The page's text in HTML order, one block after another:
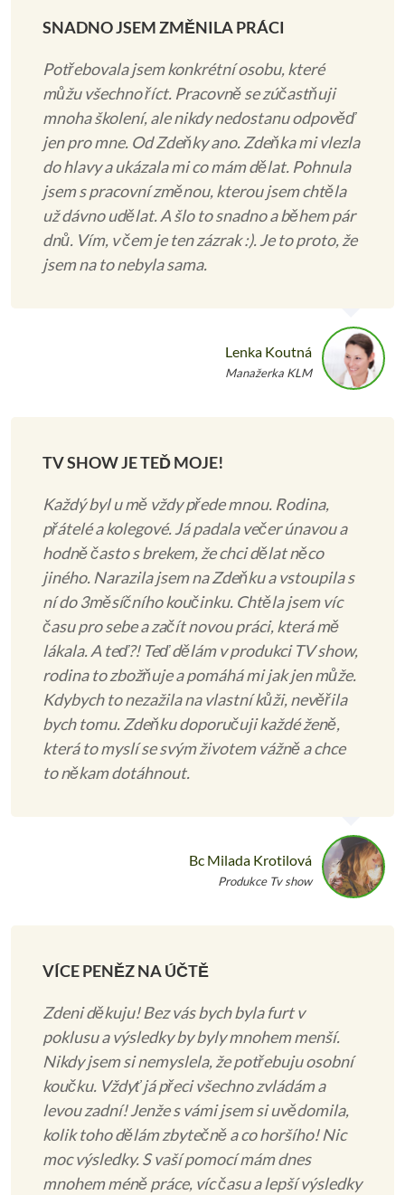
SNADNO JSEM ZMĚNILA PRÁCI
Potřebovala jsem konkrétní osobu, které
můžu všechno říct. Pracovně se zúčastňuji
mnoha školení, ale nikdy nedostanu odpověď
jen pro mne. Od Zdeňky ano. Zdeňka mi vlezla
do hlavy a ukázala mi co mám dělat. Pohnula
jsem s pracovní změnou, kterou jsem chtěla
už dávno udělat. A šlo to snadno a během pár
dnů. Vím, v čem je ten zázrak :). Je to proto, že
jsem na to nebyla sama.
Lenka Koutná
Manažerka KLM
TV SHOW JE TEĎ MOJE!
Každý byl u mě vždy přede mnou. Rodina,
přátelé a kolegové. Já padala večer únavou a
hodně často s brekem, že chci dělat něco
jiného. Narazila jsem na Zdeňku a vstoupila s
ní do 3měsíčního koučinku. Chtěla jsem víc
času pro sebe a začít novou práci, která mě
lákala. A teď?! Teď dělám v produkci TV show,
rodina to zbožňuje a pomáhá mi jak jen může.
Kdybych to nezažila na vlastní kůži, nevěřila
bych tomu. Zdeňku doporučuji každé ženě,
která to myslí se svým životem vážně a chce
to někam dotáhnout.
Bc Milada Krotilová
Produkce Tv show
VÍCE PENĚZ NA ÚČTĚ
Zdeni děkuju! Bez vás bych byla furt v
poklusu a výsledky by byly mnohem menší.
Nikdy jsem si nemyslela, že potřebuju osobní
koučku. Vždyť já přeci všechno zvládám a
levou zadní! Jenže s vámi jsem si uvědomila,
kolik toho dělám zbytečně a co horšího! Nic
moc výsledky. S vaší pomocí mám dnes
mnohem méně práce, víc času a lepší výsledky